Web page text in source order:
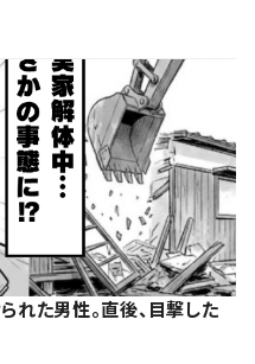
た男性。直後、目撃した